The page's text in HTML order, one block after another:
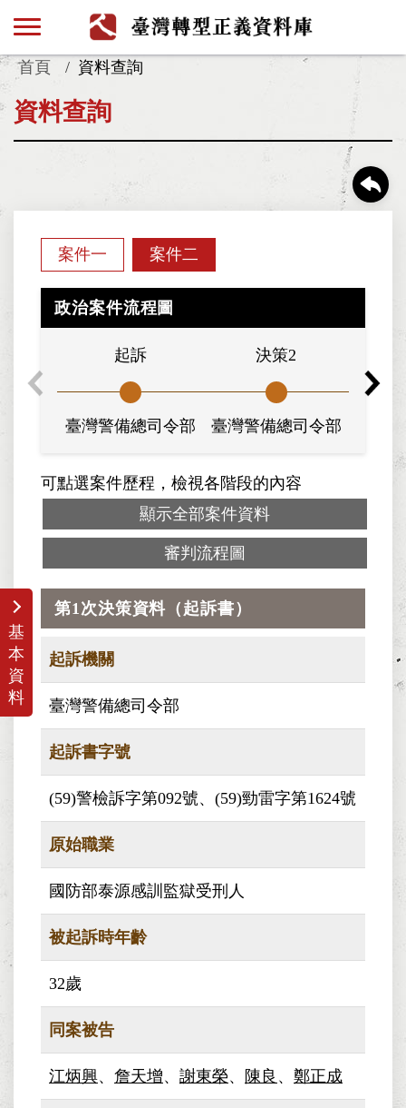
首頁 資料查詢
資料查詢
案件一 案件二
政治案件流程圖
起訴
臺灣警備總司令部
決策2
臺灣警備總司令部
可點選案件歷程，檢視各階段的內容
顯示全部案件資料
審判流程圖
基
本
資
料
第1次決策資料（起訴書）
起訴機關
臺灣警備總司令部
起訴書字號
(59)警檢訴字第092號、(59)勁雷字第1624號
原始職業
國防部泰源感訓監獄受刑人
被起訴時年齡
32歲
同案被告
江炳興、 詹天增、 謝東榮、 陳良 、 鄭正成